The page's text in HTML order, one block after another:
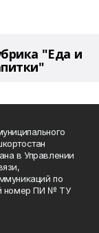
"Еда и
в Управлении
по
номер ПИ № ТУ